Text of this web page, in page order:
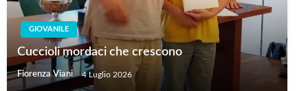
GIOVANILE
Cuccioli mordaci che crescono
Fiorenza Viani 4 Luglio 2026